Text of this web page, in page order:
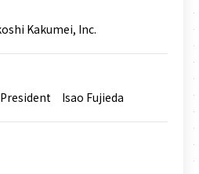
Kakumei, Inc.
Isao Fujieda